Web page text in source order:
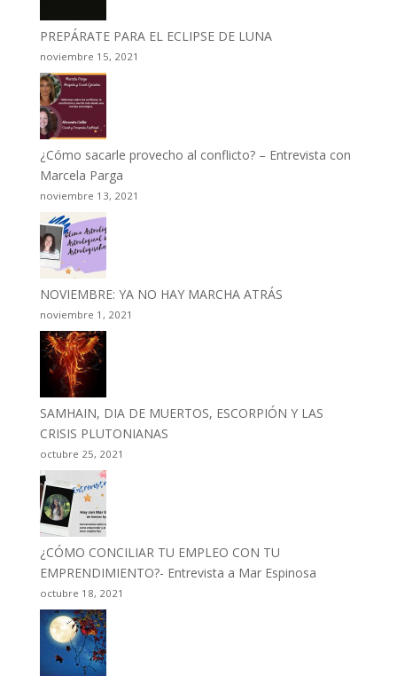
PREPÁRATE PARA EL ECLIPSE DE LUNA
noviembre 15, 2021
¿Cómo sacarle provecho al conflicto? – Entrevista con
Marcela Parga
noviembre 13, 2021
NOVIEMBRE: YA NO HAY MARCHA ATRÁS
noviembre 1, 2021
SAMHAIN, DIA DE MUERTOS, ESCORPIÓN Y LAS
CRISIS PLUTONIANAS
octubre 25, 2021
¿CÓMO CONCILIAR TU EMPLEO CON TU
EMPRENDIMIENTO?- Entrevista a Mar Espinosa
octubre 18, 2021